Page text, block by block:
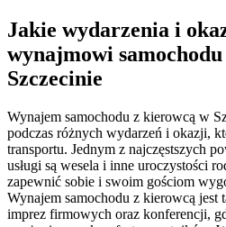
Jakie wydarzenia i
wynajmowi
Szczecinie
Wynajem samochodu z kierowcą w
podczas różnych wydarzeń i okazji,
transportu. Jednym z najczęstszych
usługi są wesela i inne uroczystości
zapewnić sobie i swoim gościom
Wynajem samochodu z kierowcą jest
imprez firmowych oraz konferencji,